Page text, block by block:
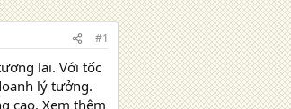
#1
lai. Với tốc
lý tưởng.
cao. Xem thêm